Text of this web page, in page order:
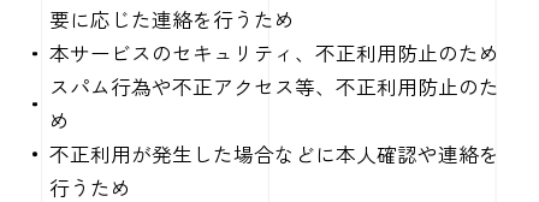
要に応じた連絡を行うため
本サービスのセキュリティ、不正利用防止のため
スパム行為や不正アクセス等、不正利用防止のた
め
不正利用が発生した場合などに本人確認や連絡を
行うため